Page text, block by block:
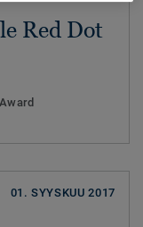
Red Dot
01. SYYSKUU 2017